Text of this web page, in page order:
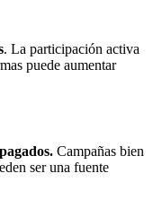
. La participación activa
puede aumentar
Campañas bien
ser una fuente